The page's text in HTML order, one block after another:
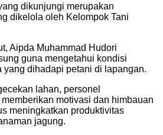
dikunjungi merupakan
dikelola oleh Kelompok Tani
Aipda Muhammad Hudori
guna mengetahui kondisi
yang dihadapi petani di lapangan.
lahan, personel
motivasi dan himbauan
meningkatkan produktivitas
jagung.